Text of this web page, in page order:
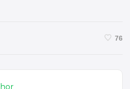
76